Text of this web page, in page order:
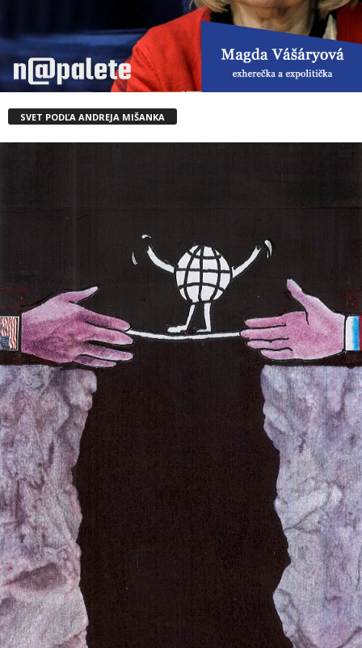
SVET PODĽA ANDREJA MIŠANKA